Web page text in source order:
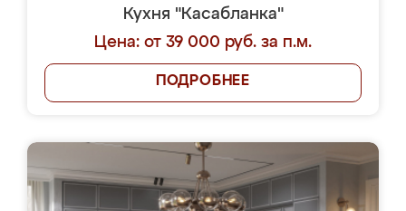
Кухня "Касабланка"
Цена: от 39 000 руб. за п.м.
ПОДРОБНЕЕ